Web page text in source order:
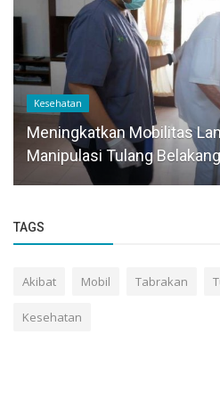
Kesehatan
Meningkatkan Mobilitas
Manipulasi Tulang Belakang
TAGS
Akibat Mobil Tabrakan
Kesehatan